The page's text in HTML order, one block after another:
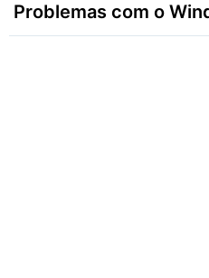
Problemas com o